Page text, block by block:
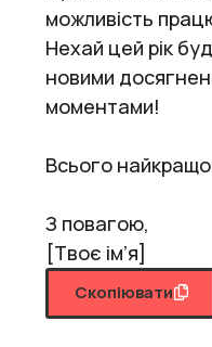
можливість
Нехай цей рік
новими
моментами!
Всього
З повагою,
[Твоє ім’я]
Скопіювати